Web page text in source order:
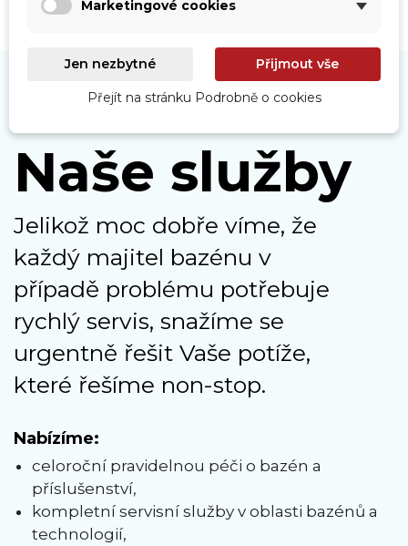
Naše služby
Jelikož moc dobře víme, že
každý majitel bazénu v
případě problému potřebuje
rychlý servis, snažíme se
urgentně řešit Vaše potíže,
které řešíme non-stop.
Nabízíme:
celoroční pravidelnou péči o bazén a
příslušenství,
kompletní servisní služby v oblasti bazénů a
technologií,
Marketingové cookies
Jen nezbytné Přijmout vše
Přejít na stránku Podrobně o cookies